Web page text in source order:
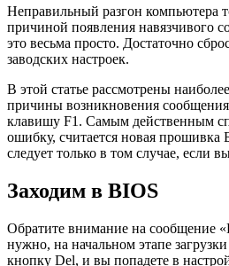
Неправильный разгон компьютера
причиной появления навязчивого
это весьма просто. Достаточно
заводских настроек.
В этой статье рассмотрены
причины возникновения
клавишу F1. Самым действенным
ошибку, считается новая
следует только в том случае, если
Заходим в BIOS
Обратите внимание на сообщение
нужно, на начальном этапе
кнопку Del, и вы попадете в